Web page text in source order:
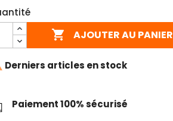
 AJOUTER AU PANIER
Derniers articles en stock
Paiement 100% sécurisé